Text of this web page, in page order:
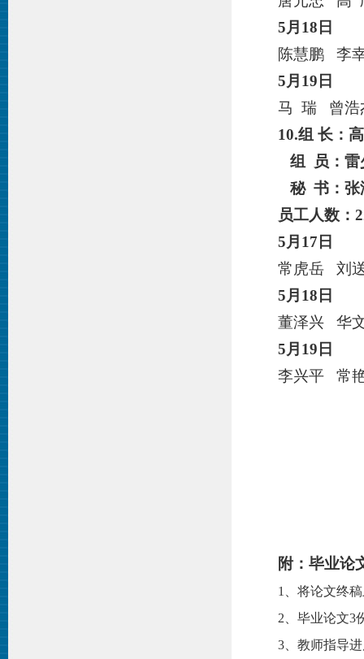
5月 18 日
陈慧鹏 李
5月 19 日
马 瑞 曾
10.组 长：
组 员：
秘 书：张
员工人数：
5月 17 日
常虎岳 刘
5月 18 日
董泽兴 华
5月 19 日
李兴平 常
附：毕业论
1、将论文终
2、毕业论文3
3、教师指导